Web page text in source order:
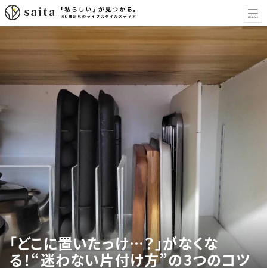
「どこに置いたっけ…？」がなくな
る！“迷わない片付け方”の3つのコツ